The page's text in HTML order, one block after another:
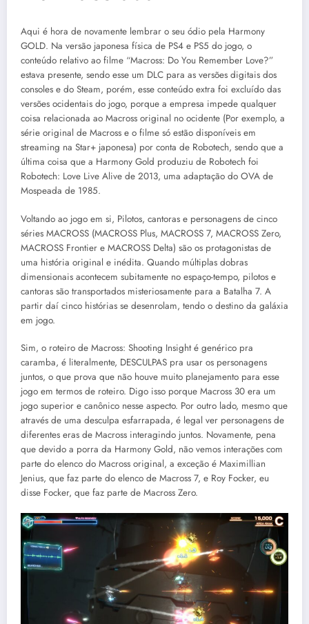
Aqui é hora de novamente lembrar o seu ódio pela Harmony
GOLD. Na versão japonesa física de PS4 e PS5 do jogo, o
conteúdo relativo ao filme “Macross: Do You Remember Love?”
estava presente, sendo esse um DLC para as versões digitais dos
consoles e do Steam, porém, esse conteúdo extra foi excluído das
versões ocidentais do jogo, porque a empresa impede qualquer
coisa relacionada ao Macross original no ocidente (Por exemplo, a
série original de Macross e o filme só estão disponíveis em
streaming na Star+ japonesa) por conta de Robotech, sendo que a
última coisa que a Harmony Gold produziu de Robotech foi
Robotech: Love Live Alive de 2013, uma adaptação do OVA de
Mospeada de 1985.
Voltando ao jogo em si, Pilotos, cantoras e personagens de cinco
séries MACROSS (MACROSS Plus, MACROSS 7, MACROSS Zero,
MACROSS Frontier e MACROSS Delta) são os protagonistas de
uma história original e inédita. Quando múltiplas dobras
dimensionais acontecem subitamente no espaço-tempo, pilotos e
cantoras são transportados misteriosamente para a Batalha 7. A
partir daí cinco histórias se desenrolam, tendo o destino da galáxia
em jogo.
Sim, o roteiro de Macross: Shooting Insight é genérico pra
caramba, é literalmente, DESCULPAS pra usar os personagens
juntos, o que prova que não houve muito planejamento para esse
jogo em termos de roteiro. Digo isso porque Macross 30 era um
jogo superior e canônico nesse aspecto. Por outro lado, mesmo que
através de uma desculpa esfarrapada, é legal ver personagens de
diferentes eras de Macross interagindo juntos. Novamente, pena
que devido a porra da Harmony Gold, não vemos interações com
parte do elenco do Macross original, a exceção é Maximillian
Jenius, que faz parte do elenco de Macross 7, e Roy Focker, eu
disse Focker, que faz parte de Macross Zero.